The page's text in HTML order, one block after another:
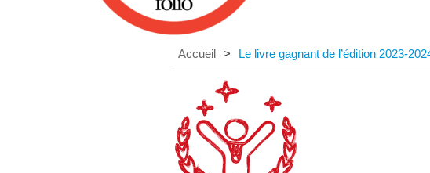
Accueil > Le livre gagnant de l’édition 2023-